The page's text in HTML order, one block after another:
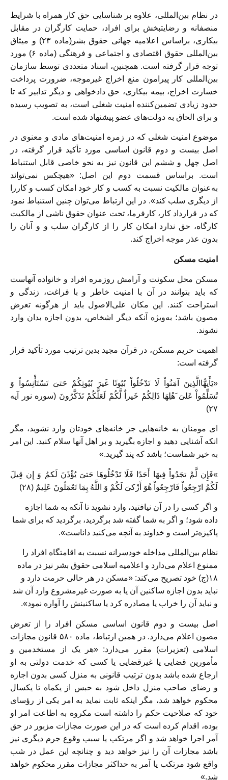
در نظام بین‌المللی، علاوه بر شناسایی حق کار همراه با شرایط
منصفانه و رضایتبخش برای افراد، حمایت کارگران در مقابل
بیکاری، براساس اعلامیه جهانی حقوق بشر(ماده ۲۳) و میثاق
بین‌المللی حقوق اقتصادی و اجتماعی و فرهنگی (ماده ۶) مورد
توجه قرار گرفته است. همچنین، اسناد متعددی توسط سازمان
بین‌المللی کار پیرامون منع اخراج غیرموجه، ضرورت پرداخت
خسارت اخراج، بیمه بیکاری، حق دادخواهی و دیگر تدابیر که تا
حدود زیادی تضمین‌کننده امنیت شغلی است، به تصویب رسیده
و برای الحاق به دولت‌های عضو پیشنهاد شده است.
موضوع امنیت شغلی که در زمره امنیت‌های مادی و معنوی در
اصل بیست و دوم قانون اساسی مورد تأکید قرار گرفته، در
اصل چهل و ششم این قانون نیز به نحو خاصی قابل استنباط
است. براساس قسمت دوم این اصل: «هیچکس نمی‌تواند
به‌عنوان مالکیت نسبت به کسب و کار خود امکان کسب و کاررا
از دیگری سلب کند». در این ارتباط می‌توان چنین استنباط نمود
که در قرارداد کار، کارفرما، تحت عنوان حقوق ناشی از مالکیت
کارگاه، حق ندارد امکان کار را از کارگران سلب و و آنان را
بدون عذر موجه اخراج کند.
امنیت مسکن
مسکن محل سکونت و آرامش روزمره افراد و خانواده آنهاست
که باید بتوانند در آن با امنیت خاطر و با فراغت، زندگی و
استراحت کنند. این مکان علی‌الاصول باید از هرگونه تعرض
مصون باشد؛ به‌ویژه آنکه دیگر اشخاص، بدون اجازه بدان وارد
نشوند.
اهمیت حریم مسکن، در قرآن مجید بدین ترتیب مورد تأکید قرار
گرفته است:
«یَأَیهُّاالَّذِینَ آمَنُواْ لَا تَدْخُلُواْ بُیُوتًا غَیرَ بُیُوتِکُمْ حَتىَ‏ تَسْتَأْنِسُواْ وَ
تُسَلِّمُواْ عَلىَ َهْلِهَا ذَالِکُمْ خَیراٌ لَّکُمْ لَعَلَّکُمْ تَذَکَّرُونَ (سوره نور آیه
۲۷)
ای مومنان به خانه‌هایی جز خانه‌های خودتان وارد نشوید، مگر
انکه آشنایی دهید و اجازه بگیرید و بر اهل آنها سلام کنید. این امر
به خیر شماست؛ باشد که پند گیرید.»
»فَإِن لَّمْ تجَدُواْ فِیهَا أَحَدًا فَلَا تَدْخُلُوهَا حَتىَ‏ یُؤْذَنَ لَکمُ‏ وَ إِن قِیلَ
لَکُمُ ارْجِعُواْ فَارْجِعُواْ هُوَ أَزْکىَ‏ لَکُمْ وَ اللَّهُ بِمَا تَعْمَلُونَ عَلِیمٌ (۲۸)
و اگر کسی را در آن نیافتید، وارد نشوید تا آنکه به شما اجازه
داده شود؛ و اگر به شما گفته شد برگردید، برگردید که برای شما
پاکیزه‌تر است و خداوند به آنچه می‌کنید داناست».
نظام بین‌المللی مداخله خودسرانه نسبت به اقامتگاه افراد را
ممنوع اعلام می‌دارد و اعلامیه اسلامی حقوق بشر نیز در ماده
۱۸(ج) خود تصریح می‌کند: «مسکن در هر حالی حرمت دارد و
نباید بدون اجازه ساکنین آن یا به صورت غیرمشروع وارد آن شد
و نباید آن را خراب یا مصادره کرد یا ساکنینش را آواره نمود».
اصل بیست و دوم قانون اساسی مسکن افراد را از تعرض
مصون اعلام می‌دارد. در همین ارتباط، ماده ۵۸۰ قانون مجازات
اسلامی (تعزیرات) مقرر می‌دارد: «هر یک از مستخدمین و
مأمورین قضایی یا غیرقضایی یا کسی که خدمت دولتی به او
ارجاع شده باشد بدون ترتیب قانونی به منزل کسی بدون اجازه
و رضای صاحب منزل داخل شود به حبس از یکماه تا یکسال
محکوم خواهد شد، مگر اینکه ثابت نماید به امر یکی از رؤسای
خود که صلاحیت حکم را داشته است مکروه به اطاعت امر او
بوده، اقدام کرده است که در این صورت مجازات مزبور در حق
آمر اجرا خواهد شد و اگر مرتکب یا سبب وقوع جرم دیگری نیز
باشد مجازات آن را نیز خواهد دید و چنانچه این عمل در شب
واقع شود مرتکب یا آمر به حداکثر مجازات مقرر محکوم خواهد
شد.»